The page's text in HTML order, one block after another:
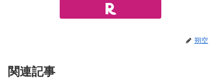
朔空
関連記事